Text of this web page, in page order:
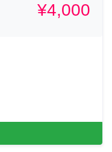
¥4,000